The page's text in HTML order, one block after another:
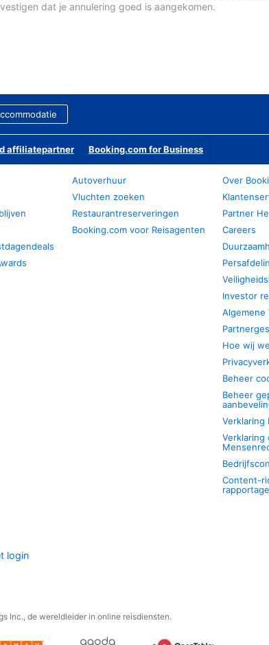
dat je annulering goed is aangekomen.
affiliatepartner Booking.com for Business
Autoverhuur
Vluchten zoeken
Restaurantreserveringen
Booking.com voor Reisagenten
Over
Partner
Careers
Investor
Algemene
Hoe wij
Beheer
Beheer
Verklaring
Verklaring
Content-
rapportage
login
Inc., de wereldleider in online reisdiensten.